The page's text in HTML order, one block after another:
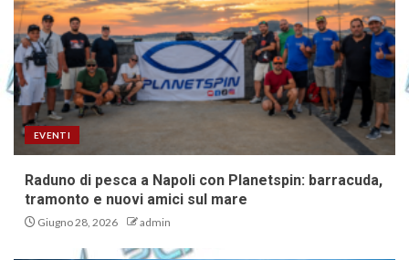
EVENTI
Raduno di pesca a Napoli con Planetspin: barracuda,
tramonto e nuovi amici sul mare
Giugno 28, 2026 admin